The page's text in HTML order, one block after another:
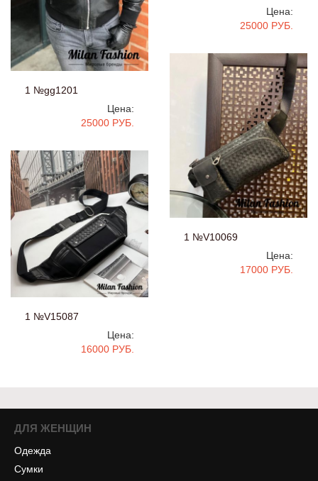
Цена:
25000 РУБ.
1 №gg1201
Цена:
25000 РУБ.
1 №V10069
Цена:
17000 РУБ.
1 №V15087
Цена:
16000 РУБ.
ДЛЯ ЖЕНЩИН
Одежда
Сумки